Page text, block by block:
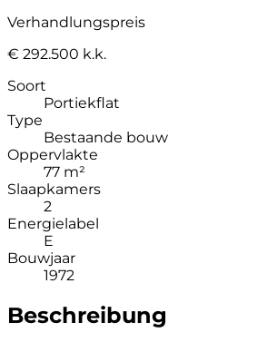
Verhandlungspreis
€ 292.500 k.k.
Soort
Portiekflat
Type
Bestaande bouw
Oppervlakte
77 m²
Slaapkamers
2
Energielabel
E
Bouwjaar
1972
Beschreibung